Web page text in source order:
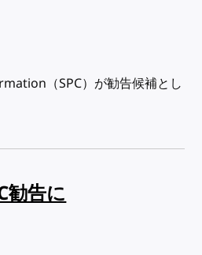
（SPC）が勧告候補とし
勧告に